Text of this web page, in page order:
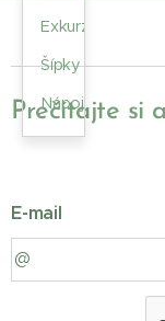
Exkurzie
Šípky
Nápoje
Prečítajte si
E-mail